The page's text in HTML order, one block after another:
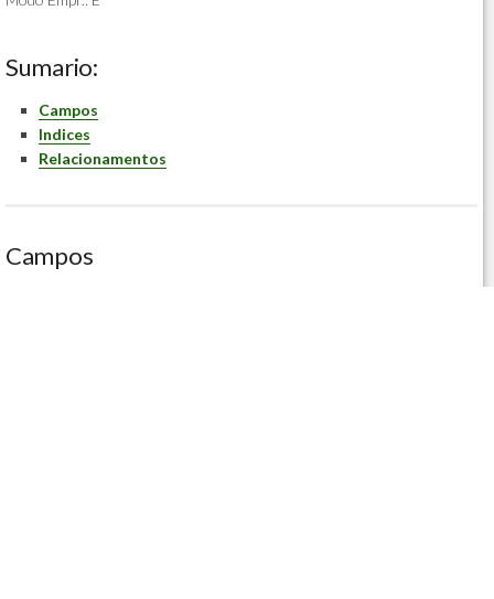
Sumario:
Campos
Indices
Relacionamentos
Campos